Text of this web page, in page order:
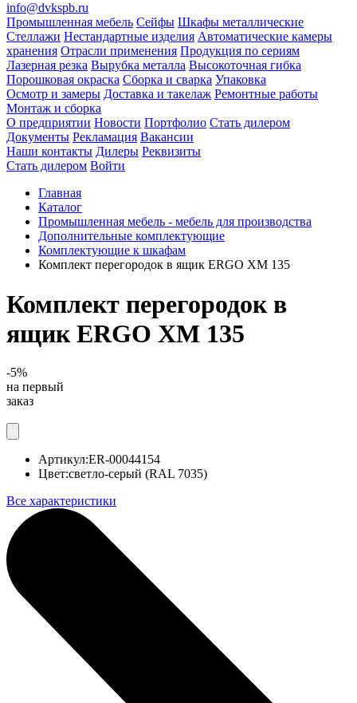
info@dvkspb.ru
Промышленная мебель Сейфы Шкафы металлические
Стеллажи Нестандартные изделия Автоматические камеры
хранения Отрасли применения Продукция по сериям
Лазерная резка Вырубка металла Высокоточная гибка
Порошковая окраска Сборка и сварка Упаковка
Осмотр и замеры Доставка и такелаж Ремонтные работы
Монтаж и сборка
О предприятии Новости Портфолио Стать дилером
Документы Рекламация Вакансии
Наши контакты Дилеры Реквизиты
Стать дилером Войти
Главная
Каталог
Промышленная мебель - мебель для производства
Дополнительные комплектующие
Комплектующие к шкафам
Комплект перегородок в ящик ERGO XM 135
Комплект перегородок в
ящик ERGO XM 135
-5%
на первый
заказ
Артикул:ER-00044154
Цвет:светло-серый (RAL 7035)
Все характеристики